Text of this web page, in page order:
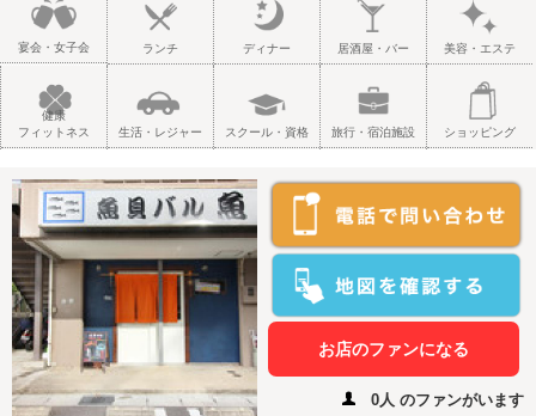
宴会・女子会 ランチ ディナー 居酒屋・バー 美容・エステ
健康
フィットネス
生活・レジャー スクール・資格 旅行・宿泊施設 ショッピング
お店のファンになる
0人 のファンがいます